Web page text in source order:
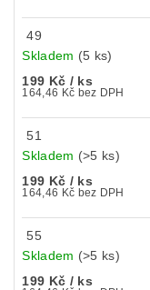
49
Skladem (5 ks)
199 Kč / ks
164,46 Kč bez DPH
51
Skladem (>5 ks)
199 Kč / ks
164,46 Kč bez DPH
55
Skladem (>5 ks)
199 Kč / ks